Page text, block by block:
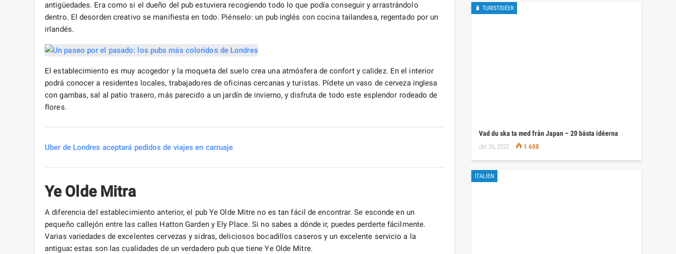
antigüedades. Era como si el dueño del pub estuviera recogiendo todo lo que podía conseguir y arrastrándolo
dentro. El desorden creativo se manifiesta en todo. Piénselo: un pub inglés con cocina tailandesa, regentado por un
irlandés.
El establecimiento es muy acogedor y la moqueta del suelo crea una atmósfera de confort y calidez. En el interior
podrá conocer a residentes locales, trabajadores de oficinas cercanas y turistas. Pídete un vaso de cerveza inglesa
con gambas, sal al patio trasero, más parecido a un jardín de invierno, y disfruta de todo este esplendor rodeado de
flores.
Uber de Londres aceptará pedidos de viajes en carruaje
Ye Olde Mitra
A diferencia del establecimiento anterior, el pub Ye Olde Mitre no es tan fácil de encontrar. Se esconde en un
pequeño callejón entre las calles Hatton Garden y Ely Place. Si no sabes a dónde ir, puedes perderte fácilmente.
Varias variedades de excelentes cervezas y sidras, deliciosos bocadillos caseros y un excelente servicio a la
antigua:estas son las cualidades de un verdadero pub que tiene Ye Olde Mitre.
🧳 TURISTIDÉER
Vad du ska ta med från Japan – 20 bästa idéerna
okt 26, 2022 1 608
ITALIEN